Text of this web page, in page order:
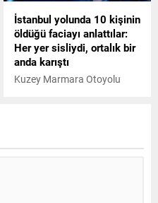
tüm dünyaya, İsrail'in
Filistin'de devam eden
soykırımına karşı ve Orta
Doğu'da barışın inşasına
yönelik mesajlar verdi.
İstanbul yolunda 10 kişinin
öldüğü faciayı anlattılar:
Her yer sisliydi, ortalık bir
anda karıştı
Kuzey Marmara Otoyolu
almadan kurtulanlar korku